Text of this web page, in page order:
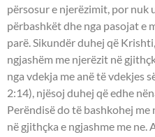
përsosur e njerëzimit, por nuk
përbashkët dhe nga pasojat e
parë. Sikundër duhej që
ngjashëm me njerëzit në
nga vdekja me anë të vdekjes
2:14), njësoj duhej që edhe
Perëndisë do të bashkohej
në gjithçka e ngjashme me ne.